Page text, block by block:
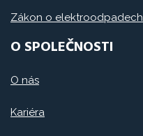
Zákon o elektroodpadech
O SPOLEČNOSTI
O nás
Kariéra